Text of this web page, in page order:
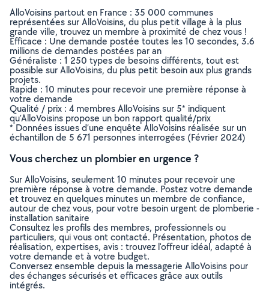
AlloVoisins partout en France : 35 000 communes
représentées sur AlloVoisins, du plus petit village à la plus
grande ville, trouvez un membre à proximité de chez vous !
Efficace : Une demande postée toutes les 10 secondes, 3.6
millions de demandes postées par an
Généraliste : 1 250 types de besoins différents, tout est
possible sur AlloVoisins, du plus petit besoin aux plus grands
projets.
Rapide : 10 minutes pour recevoir une première réponse à
votre demande
Qualité / prix : 4 membres AlloVoisins sur 5* indiquent
qu’AlloVoisins propose un bon rapport qualité/prix
* Données issues d’une enquête AlloVoisins réalisée sur un
échantillon de 5 671 personnes interrogées (Février 2024)
Vous cherchez un plombier en urgence ?
Sur AlloVoisins, seulement 10 minutes pour recevoir une
première réponse à votre demande. Postez votre demande
et trouvez en quelques minutes un membre de confiance,
autour de chez vous, pour votre besoin urgent de plomberie -
installation sanitaire
Consultez les profils des membres, professionnels ou
particuliers, qui vous ont contacté. Présentation, photos de
réalisation, expertises, avis : trouvez l'offreur idéal, adapté à
votre demande et à votre budget.
Conversez ensemble depuis la messagerie AlloVoisins pour
des échanges sécurisés et efficaces grâce aux outils
intégrés.